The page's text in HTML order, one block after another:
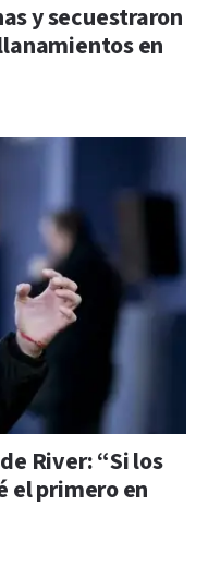
y secuestraron
en
River: “Si los
el primero en